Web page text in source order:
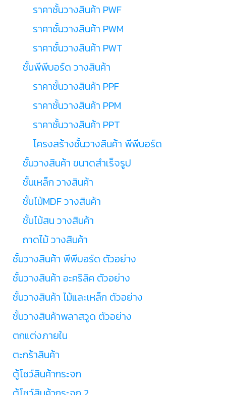
ราคาชั้นวางสินค้า PWF
ราคาชั้นวางสินค้า PWM
ราคาชั้นวางสินค้า PWT
ชั้นพีพีบอร์ด วางสินค้า
ราคาชั้นวางสินค้า PPF
ราคาชั้นวางสินค้า PPM
ราคาชั้นวางสินค้า PPT
โครงสร้างชั้นวางสินค้า พีพีบอร์ด
ชั้นวางสินค้า ขนาดสำเร็จรูป
ชั้นเหล็ก วางสินค้า
ชั้นไม้MDF วางสินค้า
ชั้นไม้สน วางสินค้า
ถาดไม้ วางสินค้า
ชั้นวางสินค้า พีพีบอร์ด ตัวอย่าง
ชั้นวางสินค้า อะคริลิค ตัวอย่าง
ชั้นวางสินค้า ไม้และเหล็ก ตัวอย่าง
ชั้นวางสินค้าพลาสวูด ตัวอย่าง
ตกแต่งภายใน
ตะกร้าสินค้า
ตู้โชว์สินค้ากระจก